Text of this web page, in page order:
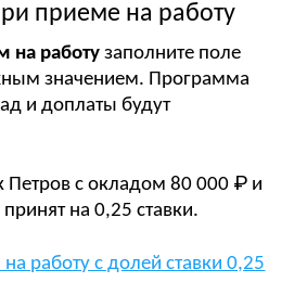
приеме на работу
на работу заполните поле
значением. Программа
и доплаты будут
Петров с окладом 80 000 ₽ и
на 0,25 ставки.